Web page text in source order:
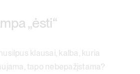
„ėsti“
klausai, kalba, kuria
tapo nebepažįstama?